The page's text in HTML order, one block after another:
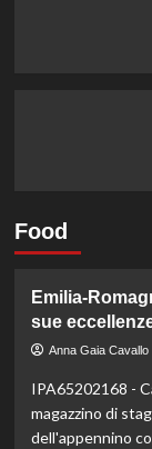
Food
Emilia-
sue
Anna Gaia Cavallo
IPA65202168 -
magazzino di
dell'appennino